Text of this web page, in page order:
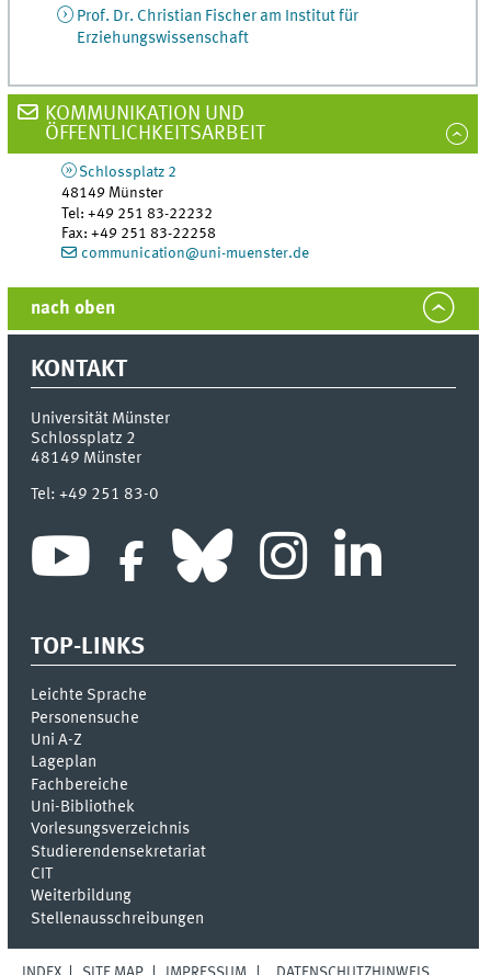
Prof. Dr. Christian Fischer am Institut für
Erziehungswissenschaft
KOMMUNIKATION UND
ÖFFENTLICHKEITSARBEIT
Schlossplatz 2
48149 Münster
Tel:+49 251 83-22232
Fax:+49 251 83-22258
communication@uni-muenster.de
nach oben
KONTAKT
Universität Münster
Schlossplatz 2
48149 Münster
Tel:+49 251 83-0
TOP-LINKS
Leichte Sprache
Personensuche
Uni A-Z
Lageplan
Fachbereiche
Uni-Bi­bli­o­thek
Vor­le­sungs­ver­zeich­nis
Stu­die­ren­den­se­kre­ta­ri­at
CIT
Weiterbildung
Stellenausschreibungen